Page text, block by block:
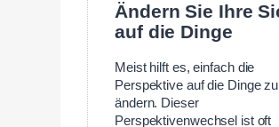
Ändern Sie Ihre
auf die Dinge
Meist hilft es, einfach die
Perspektive auf die Dinge zu
ändern. Dieser
Perspektivenwechsel ist oft